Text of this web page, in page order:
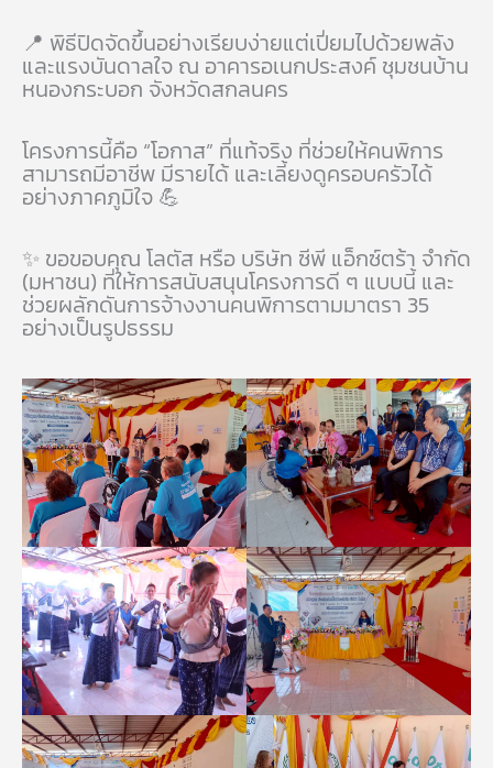
📍 พิธีปิดจัดขึ้นอย่างเรียบง่ายแต่เปี่ยมไปด้วยพลัง
และแรงบันดาลใจ ณ อาคารอเนกประสงค์ ชุมชนบ้าน
หนองกระบอก จังหวัดสกลนคร
โครงการนี้คือ “โอกาส” ที่แท้จริง ที่ช่วยให้คนพิการ
สามารถมีอาชีพ มีรายได้ และเลี้ยงดูครอบครัวได้
อย่างภาคภูมิใจ 💪
✨ ขอขอบคุณ โลตัส หรือ บริษัท ซีพี แอ็กซ์ตร้า จำกัด
(มหาชน) ที่ให้การสนับสนุนโครงการดี ๆ แบบนี้ และ
ช่วยผลักดันการจ้างงานคนพิการตามมาตรา 35
อย่างเป็นรูปธรรม